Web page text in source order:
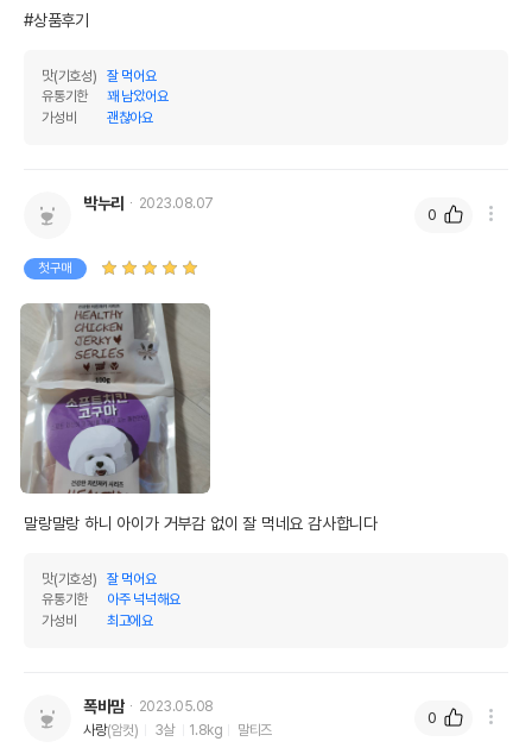
#상품후기
맛(기호성)
잘 먹어요
유통기한
꽤 남았어요
가성비
괜찮아요
박누리 2023.08.07
첫구매
말랑말랑 하니 아이가 거부감 없이 잘 먹네요 감사합니다
맛(기호성)
잘 먹어요
유통기한
아주 넉넉해요
가성비
최고에요
0
폭바맘
2023.05.08
사랑(암컷) 3살 1.8kg 말티즈
0